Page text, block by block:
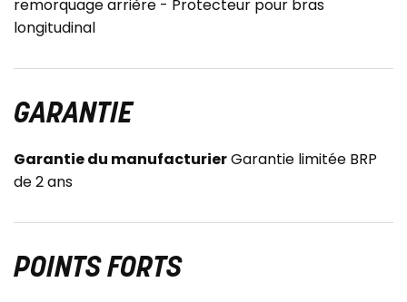
remorquage arrière - Protecteur pour bras
longitudinal
GARANTIE
Garantie du manufacturierGarantie limitée BRP
de 2 ans
POINTS FORTS